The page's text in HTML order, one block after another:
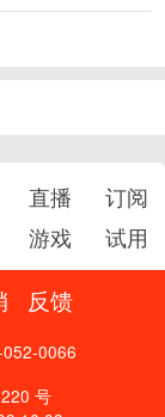
直播
订阅
游戏 试用
反馈
0066
号